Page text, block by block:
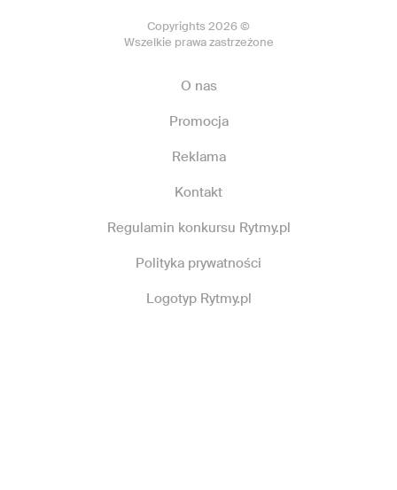
Copyrights 2026 ©
Wszelkie prawa zastrzeżone
O nas
Promocja
Reklama
Kontakt
Regulamin konkursu Rytmy.pl
Polityka prywatności
Logotyp Rytmy.pl